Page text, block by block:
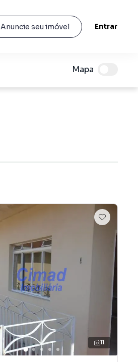
Anuncie seu imóvel Entrar
Mapa
11